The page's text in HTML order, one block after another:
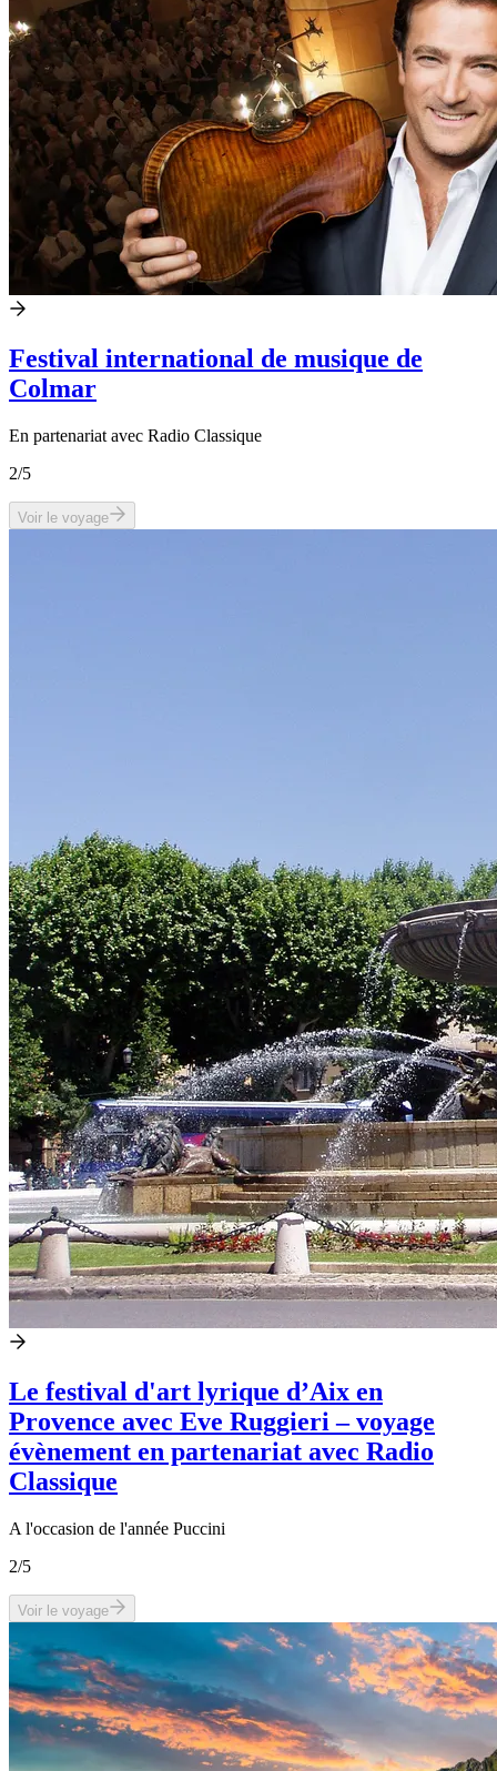
Festival international de musique de
Colmar
En partenariat avec Radio Classique
2/5
Voir le voyage
Le festival d'art lyrique d’Aix en
Provence avec Eve Ruggieri – voyage
évènement en partenariat avec Radio
Classique
A l'occasion de l'année Puccini
2/5
Voir le voyage